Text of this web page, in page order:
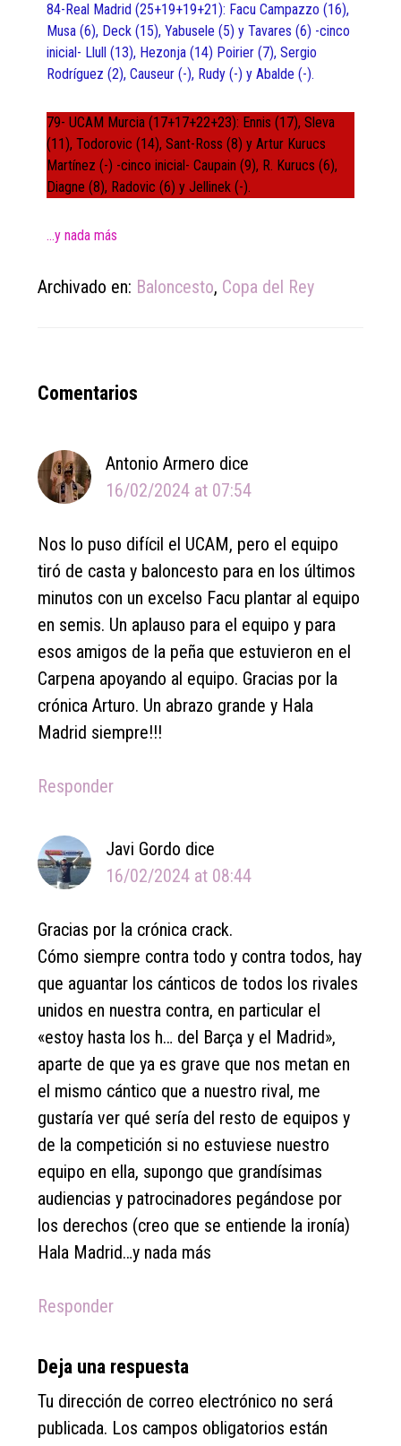
84-Real Madrid (25+19+19+21): Facu Campazzo (16),
Musa (6), Deck (15), Yabusele (5) y Tavares (6) -cinco
inicial- Llull (13), Hezonja (14) Poirier (7), Sergio
Rodríguez (2), Causeur (-), Rudy (-) y Abalde (-).
79- UCAM Murcia (17+17+22+23): Ennis (17), Sleva
(11), Todorovic (14), Sant-Ross (8) y Artur Kurucs
Martínez (-) -cinco inicial- Caupain (9), R. Kurucs (6),
Diagne (8), Radovic (6) y Jellinek (-).
…y nada más
Archivado en: Baloncesto, Copa del Rey
Reader
Comentarios
Antonio Armero dice
16/02/2024 at 07:54
Nos lo puso difícil el UCAM, pero el equipo
tiró de casta y baloncesto para en los últimos
minutos con un excelso Facu plantar al equipo
en semis. Un aplauso para el equipo y para
esos amigos de la peña que estuvieron en el
Carpena apoyando al equipo. Gracias por la
crónica Arturo. Un abrazo grande y Hala
Madrid siempre!!!
Responder
Javi Gordo dice
16/02/2024 at 08:44
Gracias por la crónica crack.
Cómo siempre contra todo y contra todos, hay
que aguantar los cánticos de todos los rivales
unidos en nuestra contra, en particular el
«estoy hasta los h… del Barça y el Madrid»,
aparte de que ya es grave que nos metan en
el mismo cántico que a nuestro rival, me
gustaría ver qué sería del resto de equipos y
de la competición si no estuviese nuestro
equipo en ella, supongo que grandísimas
audiencias y patrocinadores pegándose por
los derechos (creo que se entiende la ironía)
Hala Madrid…y nada más
Responder
Deja una respuesta
Tu dirección de correo electrónico no será
publicada. Los campos obligatorios están